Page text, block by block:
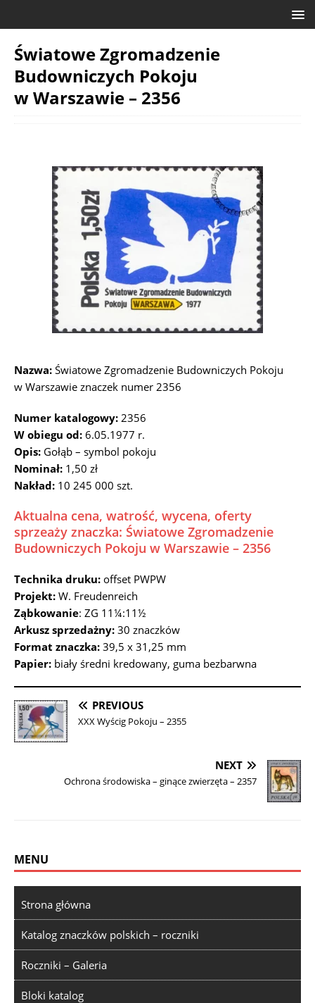
Światowe Zgromadzenie
Budowniczych Pokoju
w Warszawie – 2356
Nazwa: Światowe Zgromadzenie Budowniczych Pokoju
w Warszawie znaczek numer 2356
Numer katalogowy: 2356
W obiegu od: 6.05.1977 r.
Opis: Gołąb – symbol pokoju
Nominał: 1,50 zł
Nakład: 10 245 000 szt.
Aktualna cena, watrość, wycena, oferty
sprzeaży znaczka: Światowe Zgromadzenie
Budowniczych Pokoju w Warszawie – 2356
Technika druku: offset PWPW
Projekt: W. Freudenreich
Ząbkowanie: ZG 11¼:11½
Arkusz sprzedażny: 30 znaczków
Format znaczka: 39,5 x 31,25 mm
Papier: biały średni kredowany, guma bezbarwna
PREVIOUS
XXX Wyścig Pokoju – 2355
NEXT
Ochrona środowiska – ginące zwierzęta – 2357
MENU
Strona główna
Katalog znaczków polskich – roczniki
Roczniki – Galeria
Bloki katalog